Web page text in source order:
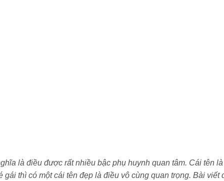
là điều được rất nhiều bậc phụ huynh quan tâm. Cái tên
thì có một cái tên đẹp là điều vô cùng quan trọng. Bài viết